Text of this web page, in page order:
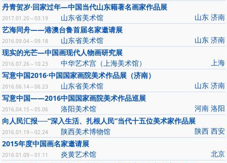
丹青贺岁·回家过年—中国当代山东籍著名画家作品展
山东 济南
2017.01.20～03.19
山东省美术馆
艺海同舟——港澳台鲁首届名家邀请展
山东 济南
2016.09.04～09.18
山东省美术馆
现实的光芒—中国画现代人物画研究展
上海
2016.07.26～10.23
中华艺术宫（上海美术馆）
写意中国2016·中国国家画院美术作品展（济南）
山东 济南
2016.06.14～06.23
山东省美术馆
写意中国——2016中国国家画院美术作品巡展
河南 洛阳
2016.04.15～05.06
洛阳美术馆
向人民汇报──“深入生活、扎根人民”当代十五位美术家作品展
陕西 西安
2016.01.19～02.24
陕西美术博物馆
2015年度中国画名家邀请展
北京
2016.01.09～01.11
炎黄艺术馆